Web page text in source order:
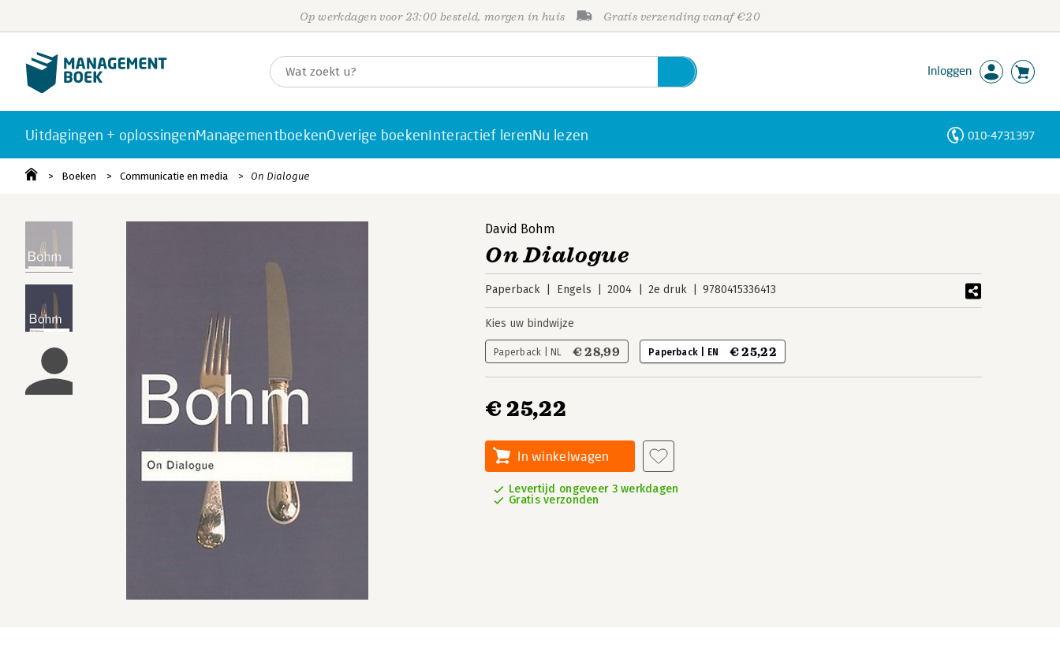
Op werkdagen voor 23:00 besteld, morgen in huis Gratis verzending vanaf €20
Inloggen
Uitdagingen + oplossingenManagementboekenOverige boekenInteractief lerenNu lezen 010-4731397
Boeken Communicatie en media On Dialogue
David Bohm
On Dialogue
Paperback Engels 2004 2e druk 9780415336413
Kies uw bindwijze
Paperback | NL € 28,99 Paperback | EN € 25,22
€ 25,22
In winkelwagen
Levertijd ongeveer 3 werkdagen
Gratis verzonden
Personen